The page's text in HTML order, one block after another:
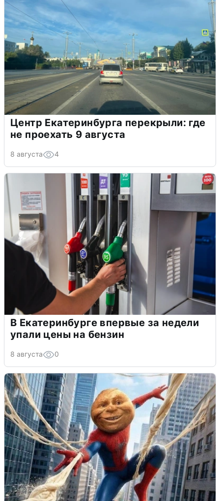
Центр Екатеринбурга перекрыли: где
не проехать 9 августа
8 августа 4
В Екатеринбурге впервые за недели
упали цены на бензин
8 августа 0